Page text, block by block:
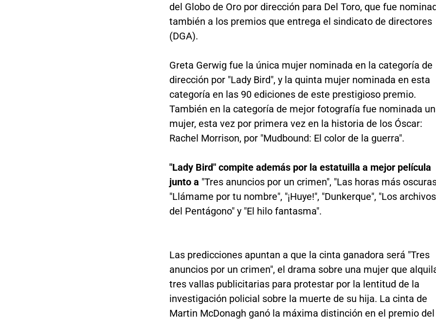
del Globo de Oro por dirección para Del Toro, que fue
también a los premios que entrega el sindicato de directores
(DGA).
Greta Gerwig fue la única mujer nominada en la categoría de
dirección por "Lady Bird", y la quinta mujer nominada en esta
categoría en las 90 ediciones de este prestigioso premio.
También en la categoría de mejor fotografía fue nominada
mujer, esta vez por primera vez en la historia de los Óscar:
Rachel Morrison, por "Mudbound: El color de la guerra".
"Lady Bird" compite además por la estatuilla a mejor película
junto a "Tres anuncios por un crimen", "Las horas más
"Llámame por tu nombre", "¡Huye!", "Dunkerque", "Los archivos
del Pentágono" y "El hilo fantasma".
Las predicciones apuntan a que la cinta ganadora será "Tres
anuncios por un crimen", el drama sobre una mujer que
tres vallas publicitarias para protestar por la lentitud de la
investigación policial sobre la muerte de su hija. La cinta de
Martin McDonagh ganó la máxima distinción en el premio del